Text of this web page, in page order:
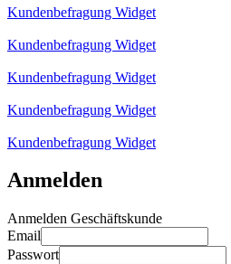
Kundenbefragung Widget
Kundenbefragung Widget
Kundenbefragung Widget
Kundenbefragung Widget
Kundenbefragung Widget
Anmelden
Anmelden Geschäftskunde
Email
Passwort